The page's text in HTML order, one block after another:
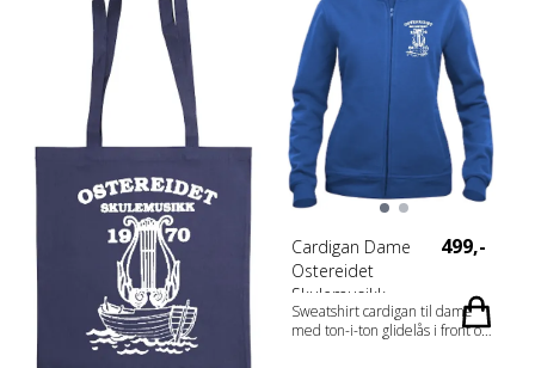
Cardigan Dame
Ostereidet
Skulemusikk
499,-
Sweatshirt cardigan til dame
med ton-i-ton glidelås i front og i